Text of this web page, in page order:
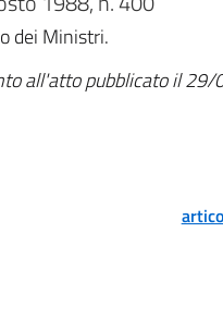
dei Ministri.
all'atto pubblicato il